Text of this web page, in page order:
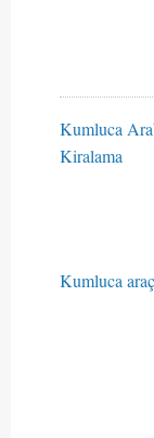
Kumluca
Kiralama
Kumluca